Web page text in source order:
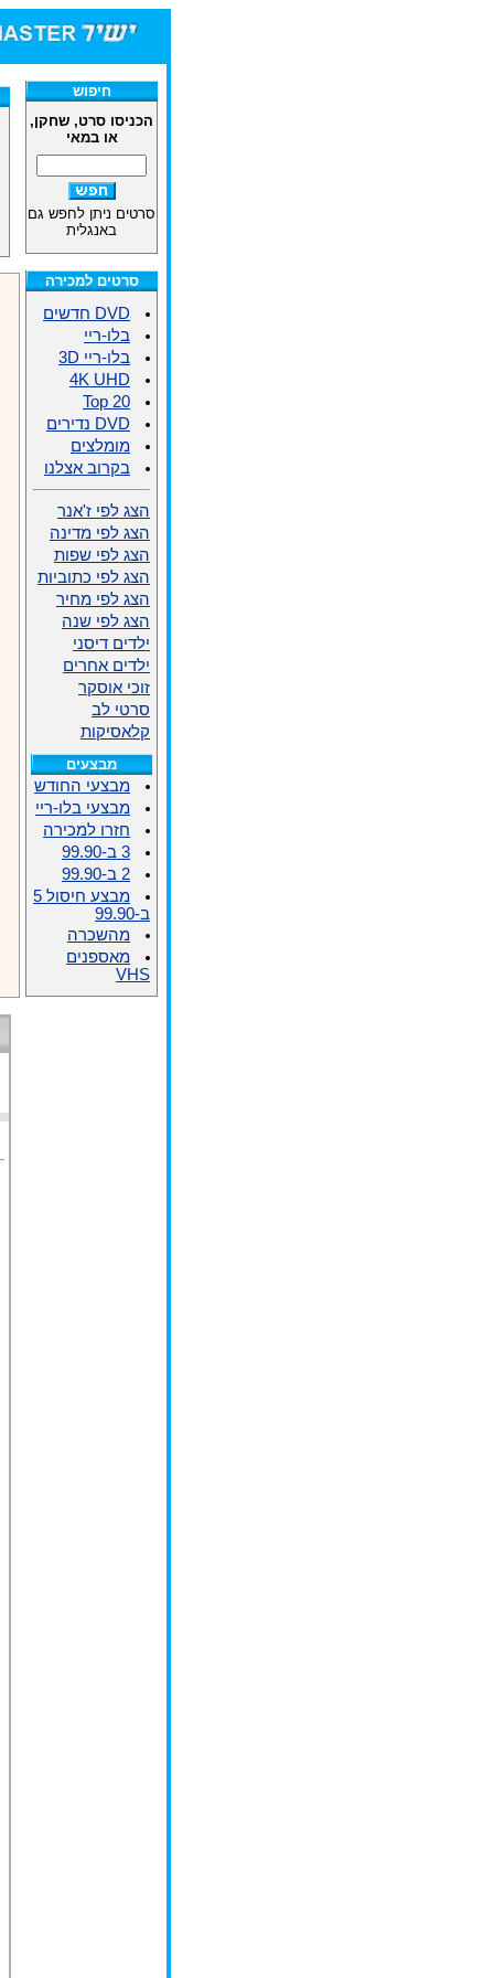
חיפוש
הכניסו סרט, שחקן,
או במאי
סרטים ניתן לחפש גם
באנגלית
סרטים למכירה
DVD חדשים
בלו-ריי
בלו-ריי 3D
4K UHD
Top 20
DVD נדירים
מומלצים
בקרוב אצלנו
הצג לפי ז'אנר
הצג לפי מדינה
הצג לפי שפות
הצג לפי כתוביות
הצג לפי מחיר
הצג לפי שנה
ילדים דיסני
ילדים אחרים
זוכי אוסקר
סרטי לב
קלאסיקות
מבצעים
מבצעי החודש
מבצעי בלו-ריי
חזרו למכירה
3 ב-99.90
2 ב-99.90
מבצע חיסול 5
ב-99.90
מהשכרה
מאספנים
VHS